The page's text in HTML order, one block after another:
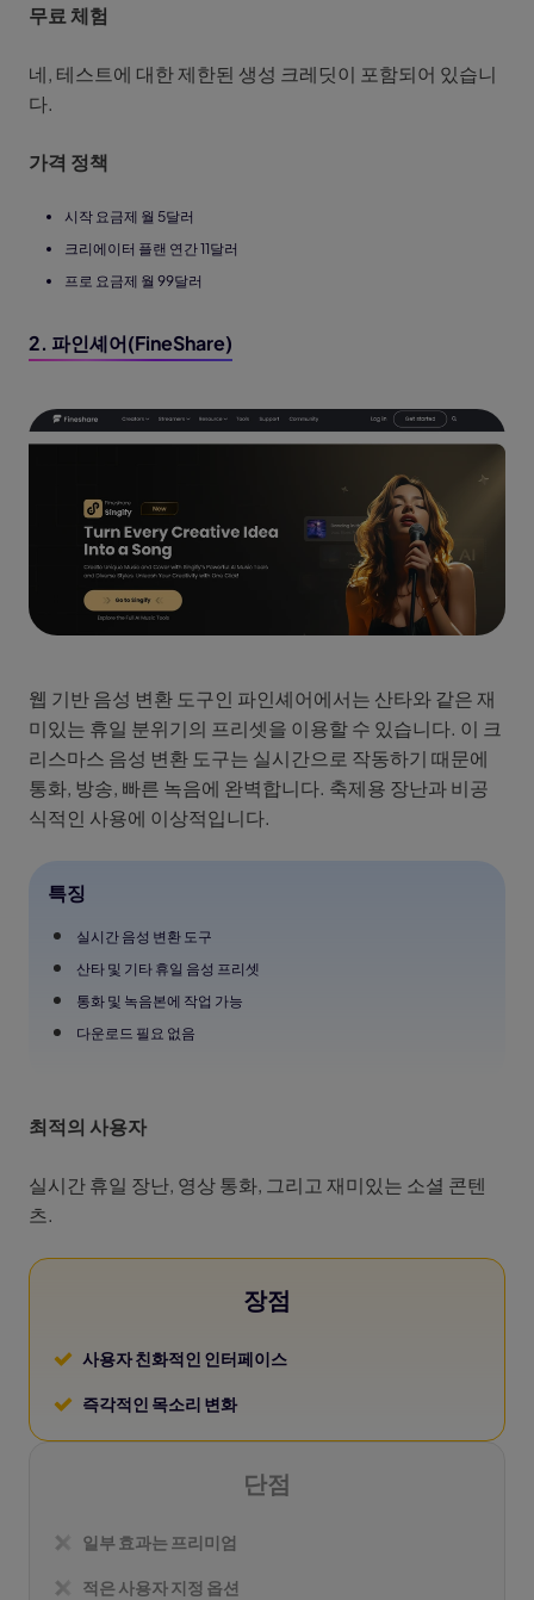
무료 체험
네, 테스트에 대한 제한된 생성 크레딧이 포함되어 있습니
다.
가격 정책
시작 요금제 월 5달러
크리에이터 플랜 연간 11달러
프로 요금제 월 99달러
2. 파인셰어(FineShare)
웹 기반 음성 변환 도구인 파인셰어에서는 산타와 같은 재
미있는 휴일 분위기의 프리셋을 이용할 수 있습니다. 이 크
리스마스 음성 변환 도구는 실시간으로 작동하기 때문에
통화, 방송, 빠른 녹음에 완벽합니다. 축제용 장난과 비공
식적인 사용에 이상적입니다.
특징
실시간 음성 변환 도구
산타 및 기타 휴일 음성 프리셋
통화 및 녹음본에 작업 가능
다운로드 필요 없음
최적의 사용자
실시간 휴일 장난, 영상 통화, 그리고 재미있는 소셜 콘텐
츠.
장점
사용자 친화적인 인터페이스
즉각적인 목소리 변화
단점
일부 효과는 프리미엄
적은 사용자 지정 옵션